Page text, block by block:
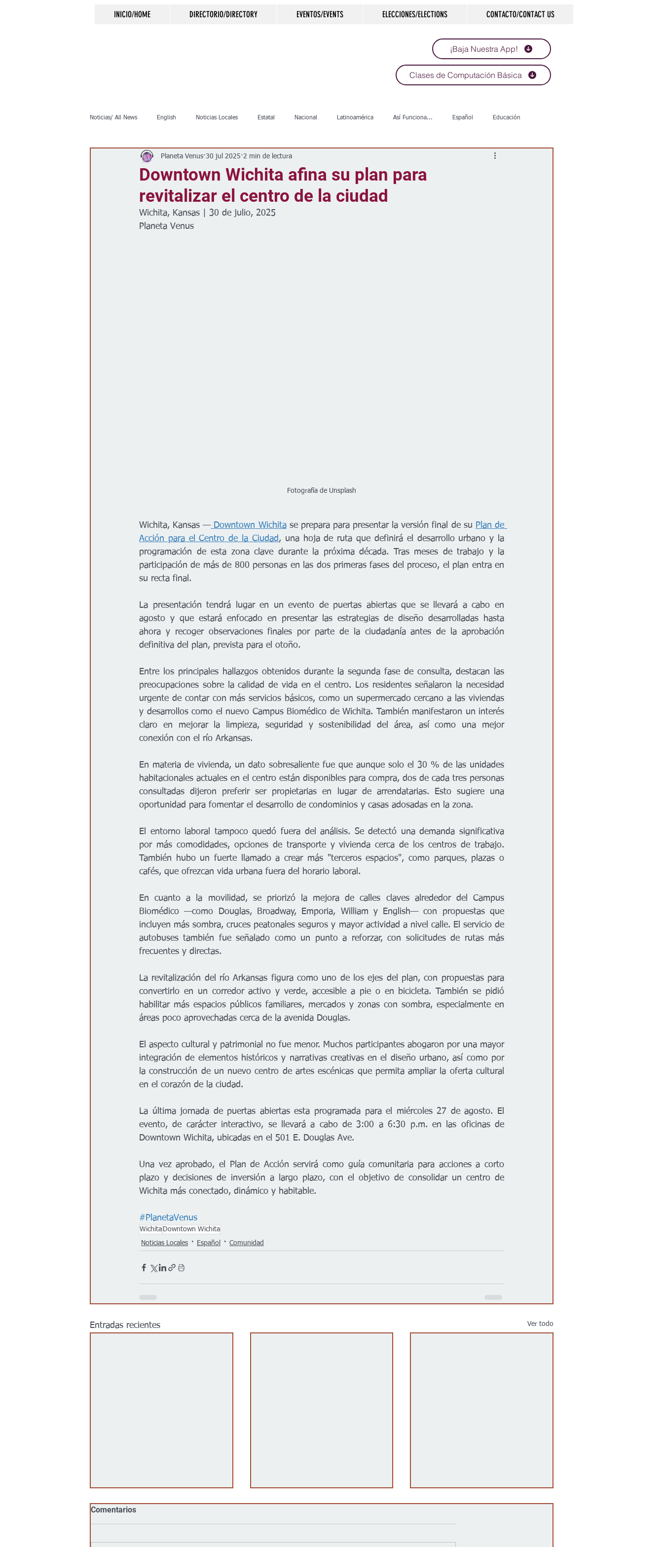
INICIO/HOME DIRECTORIO/DIRECTORY EVENTOS/EVENTS ELECCIONES/ELECTIONS CONTACTO/CONTACT US
¡Baja Nuestra App!
Clases de Computación Básica
Noticias/ All News English Noticias Locales Estatal Nacional Latinoamérica Así Funciona... Español Educación
Inmigración Crimen Negocios Salud Arte & Cultura
Clima Vivienda Escuelas Calles Desamparados Carreteras
Downtown Wichita afina su plan para
revitalizar el centro de la ciudad
Planeta Venus 30 jul 2025 2 min de lectura
Wichita, Kansas | 30 de julio, 2025
Planeta Venus
Fotografía de Unsplash
Wichita, Kansas — Downtown Wichita se prepara para presentar la versión final de su Plan de
Acción para el Centro de la Ciudad, una hoja de ruta que definirá el desarrollo urbano y la
programación de esta zona clave durante la próxima década. Tras meses de trabajo y la
participación de más de 800 personas en las dos primeras fases del proceso, el plan entra en
su recta final.
La presentación tendrá lugar en un evento de puertas abiertas que se llevará a cabo en
agosto y que estará enfocado en presentar las estrategias de diseño desarrolladas hasta
ahora y recoger observaciones finales por parte de la ciudadanía antes de la aprobación
definitiva del plan, prevista para el otoño.
Entre los principales hallazgos obtenidos durante la segunda fase de consulta, destacan las
preocupaciones sobre la calidad de vida en el centro. Los residentes señalaron la necesidad
urgente de contar con más servicios básicos, como un supermercado cercano a las viviendas
y desarrollos como el nuevo Campus Biomédico de Wichita. También manifestaron un interés
claro en mejorar la limpieza, seguridad y sostenibilidad del área, así como una mejor
conexión con el río Arkansas.
En materia de vivienda, un dato sobresaliente fue que aunque solo el 30 % de las unidades
habitacionales actuales en el centro están disponibles para compra, dos de cada tres personas
consultadas dijeron preferir ser propietarias en lugar de arrendatarias. Esto sugiere una
oportunidad para fomentar el desarrollo de condominios y casas adosadas en la zona.
El entorno laboral tampoco quedó fuera del análisis. Se detectó una demanda significativa
por más comodidades, opciones de transporte y vivienda cerca de los centros de trabajo.
También hubo un fuerte llamado a crear más "terceros espacios", como parques, plazas o
cafés, que ofrezcan vida urbana fuera del horario laboral.
En cuanto a la movilidad, se priorizó la mejora de calles claves alrededor del Campus
Biomédico —como Douglas, Broadway, Emporia, William y English— con propuestas que
incluyen más sombra, cruces peatonales seguros y mayor actividad a nivel calle. El servicio de
autobuses también fue señalado como un punto a reforzar, con solicitudes de rutas más
frecuentes y directas.
La revitalización del río Arkansas figura como uno de los ejes del plan, con propuestas para
convertirlo en un corredor activo y verde, accesible a pie o en bicicleta. También se pidió
habilitar más espacios públicos familiares, mercados y zonas con sombra, especialmente en
áreas poco aprovechadas cerca de la avenida Douglas.
El aspecto cultural y patrimonial no fue menor. Muchos participantes abogaron por una mayor
integración de elementos históricos y narrativas creativas en el diseño urbano, así como por
la construcción de un nuevo centro de artes escénicas que permita ampliar la oferta cultural
en el corazón de la ciudad.
La última jornada de puertas abiertas esta programada para el miércoles 27 de agosto. El
evento, de carácter interactivo, se llevará a cabo de 3:00 a 6:30 p.m. en las oficinas de
Downtown Wichita, ubicadas en el 501 E. Douglas Ave.
Una vez aprobado, el Plan de Acción servirá como guía comunitaria para acciones a corto
plazo y decisiones de inversión a largo plazo, con el objetivo de consolidar un centro de
Wichita más conectado, dinámico y habitable.
#PlanetaVenus
Wichita Downtown Wichita
Noticias Locales
Español Comunidad
Entradas recientes Ver todo
Comentarios